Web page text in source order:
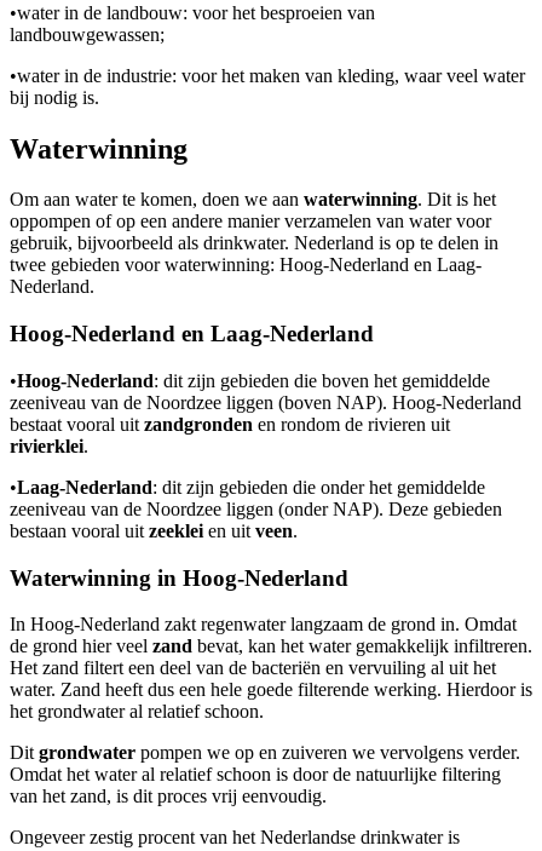
•water in de landbouw: voor het besproeien van
landbouwgewassen;
•water in de industrie: voor het maken van kleding, waar veel water
bij nodig is.
Waterwinning
Om aan water te komen, doen we aan waterwinning. Dit is het
oppompen of op een andere manier verzamelen van water voor
gebruik, bijvoorbeeld als drinkwater. Nederland is op te delen in
twee gebieden voor waterwinning: Hoog-Nederland en Laag-
Nederland.
Hoog-Nederland en Laag-Nederland
•Hoog-Nederland: dit zijn gebieden die boven het gemiddelde
zeeniveau van de Noordzee liggen (boven NAP). Hoog-Nederland
bestaat vooral uit zandgronden en rondom de rivieren uit
rivierklei.
•Laag-Nederland: dit zijn gebieden die onder het gemiddelde
zeeniveau van de Noordzee liggen (onder NAP). Deze gebieden
bestaan vooral uit zeeklei en uit veen.
Waterwinning in Hoog-Nederland
In Hoog-Nederland zakt regenwater langzaam de grond in. Omdat
de grond hier veel zand bevat, kan het water gemakkelijk infiltreren.
Het zand filtert een deel van de bacteriën en vervuiling al uit het
water. Zand heeft dus een hele goede filterende werking. Hierdoor is
het grondwater al relatief schoon.
Dit grondwater pompen we op en zuiveren we vervolgens verder.
Omdat het water al relatief schoon is door de natuurlijke filtering
van het zand, is dit proces vrij eenvoudig.
Ongeveer zestig procent van het Nederlandse drinkwater is